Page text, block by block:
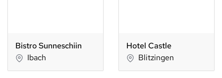
Bistro Sunneschiin
Ibach
Hotel Castle
Blitzingen